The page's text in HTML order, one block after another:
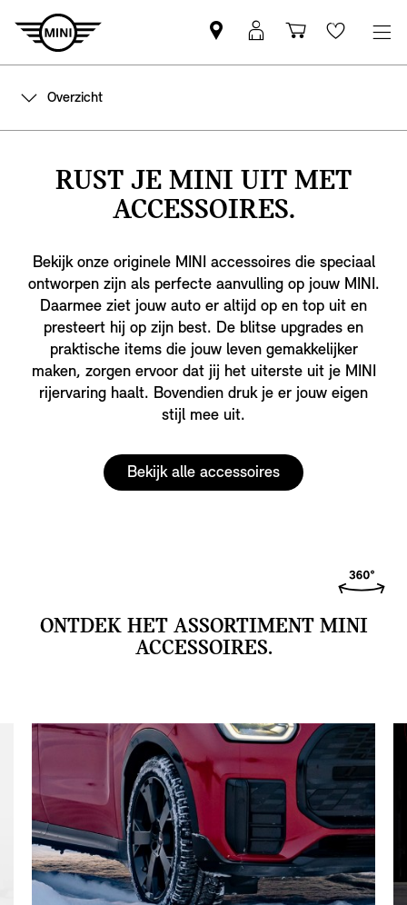
Vind
een
MyMini
login
Wishlist
Overzicht
RUST JE MINI UIT MET
ACCESSOIRES.
Bekijk onze originele MINI accessoires die speciaal
ontworpen zijn als perfecte aanvulling op jouw MINI.
Daarmee ziet jouw auto er altijd op en top uit en
presteert hij op zijn best. De blitse upgrades en
praktische items die jouw leven gemakkelijker
maken, zorgen ervoor dat jij het uiterste uit je MINI
rijervaring haalt. Bovendien druk je er jouw eigen
stijl mee uit.
Bekijk alle accessoires
ONTDEK HET ASSORTIMENT MINI
ACCESSOIRES.